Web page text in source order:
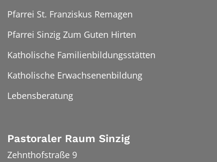
Pfarrei St. Franziskus Remagen
Pfarrei Sinzig Zum Guten Hirten
Katholische Familienbildungsstätten
Katholische Erwachsenenbildung
Lebensberatung
Pastoraler Raum Sinzig
Zehnthofstraße 9